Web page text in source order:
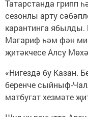
Татарстанда грипп
сезонлы арту
карантинга
Мәгариф һәм фән
җитәкчесе Алсу
«Нигездә бу Казан.
беренче сыйныф-
матбугат хезмәте